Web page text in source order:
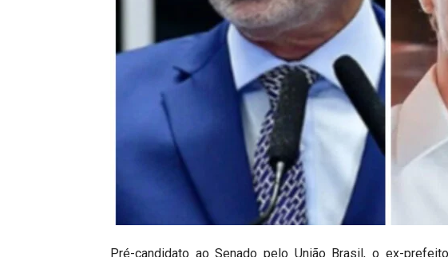
Pré-candidato ao Senado pelo União Brasil, o ex-